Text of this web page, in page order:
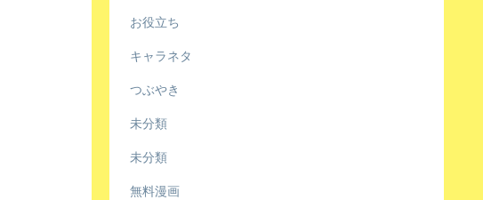
お役立ち
キャラネタ
つぶやき
未分類
未分類
無料漫画